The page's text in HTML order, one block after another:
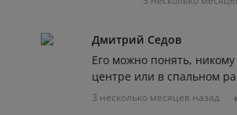
Дмитрий Седов
Его можно понять,
центре или в спальном
3 несколько месяцев назад